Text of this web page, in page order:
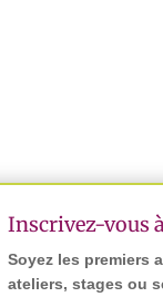
Inscrivez-vous
Soyez les premiers
ateliers, stages ou